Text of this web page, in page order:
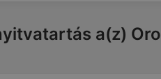
a(z)